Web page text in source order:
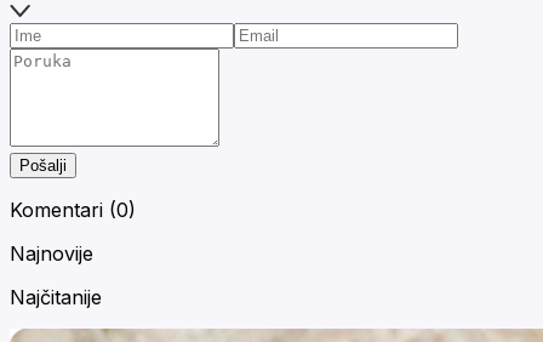
Pošalji
Komentari (0)
Najnovije
Najčitanije